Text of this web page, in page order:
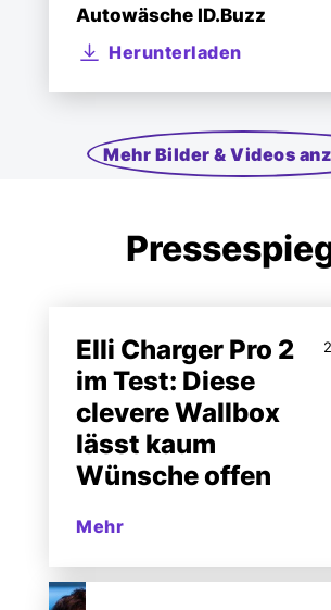
Autowäsche ID.Buzz
Herunterladen
Mehr Bilder & Videos
Elli Charger Pro 2
im Test: Diese
clevere Wallbox
lässt kaum
Wünsche offen
Mehr